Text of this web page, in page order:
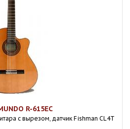
R-615EC
с вырезом, датчик Fishman CL4T